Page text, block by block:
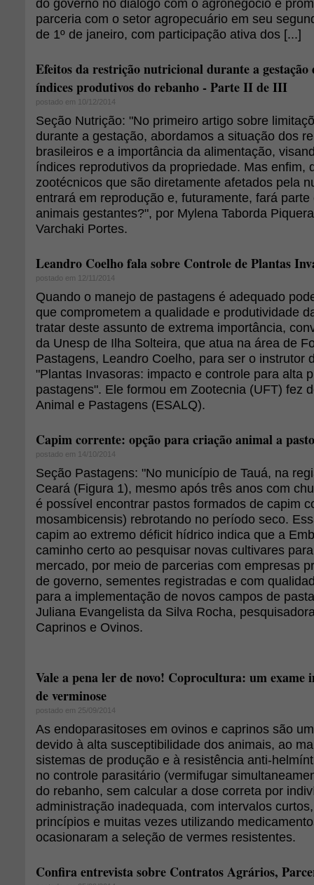
do governo no diálogo com o agronegócio e
parceria com o setor agropecuário em seu
de 1º de janeiro, com participação ativa dos [...]
Efeitos da restrição nutricional durante a gestação
índices produtivos do rebanho - Parte II de III
postado em 10/12/2014
Seção Nutrição: "No primeiro artigo sobre
durante a gestação, abordamos a situação dos
brasileiros e a importância da alimentação,
índices reprodutivos da propriedade. Mas enfim,
zootécnicos que são diretamente afetados pela
entrará em reprodução e, futuramente, fará
animais gestantes?", por Mylena Taborda
Varchaki Portes.
Leandro Coelho fala sobre Controle de Plantas
postado em 12/11/2014
Quando o manejo de pastagens é adequado
que comprometem a qualidade e produtividade
tratar deste assunto de extrema importância,
da Unesp de Ilha Solteira, que atua na área de
Pastagens, Leandro Coelho, para ser o instrutor
"Plantas Invasoras: impacto e controle para alta
pastagens". Ele formou em Zootecnia (UFT) fez
Animal e Pastagens (ESALQ).
Capim corrente: opção para criação animal a
postado em 14/10/2014
Seção Pastagens: "No município de Tauá, na
Ceará (Figura 1), mesmo após três anos com
é possível encontrar pastos formados de capim
mosambicensis) rebrotando no período seco.
capim ao extremo déficit hídrico indica que a
caminho certo ao pesquisar novas cultivares
mercado, por meio de parcerias com empresas
de governo, sementes registradas e com
para a implementação de novos campos de
Juliana Evangelista da Silva Rocha,
Caprinos e Ovinos.
Vale a pena ler de novo! Coprocultura: um exame
de verminose
postado em 25/09/2014
As endoparasitoses em ovinos e caprinos são
devido à alta susceptibilidade dos animais, ao
sistemas de produção e à resistência anti-
no controle parasitário (vermifugar
do rebanho, sem calcular a dose correta por
administração inadequada, com intervalos
princípios e muitas vezes utilizando
ocasionaram a seleção de vermes resistentes.
Confira entrevista sobre Contratos Agrários,